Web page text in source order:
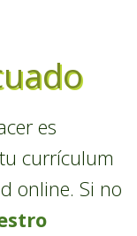
es
currículum
online. Si no